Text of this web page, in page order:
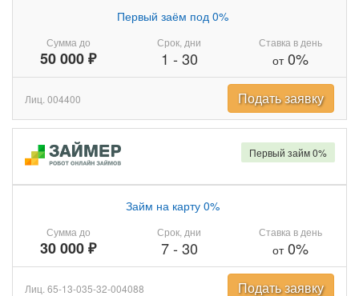
Сумма до
50 000 ₽
Первый заём под 0%
Срок, дни
1 - 30
Ставка в день
от0%
Лиц. 004400 Подать заявку
Сумма до
30 000 ₽
Займ на карту 0%
Срок, дни
7- 30
Ставка в день
от0%
Первый займ 0%
Лиц. 65-13-035-32-004088 Подать заявку